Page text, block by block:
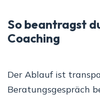
So beantragst
Coaching
Der Ablauf ist
Beratungsgespräch